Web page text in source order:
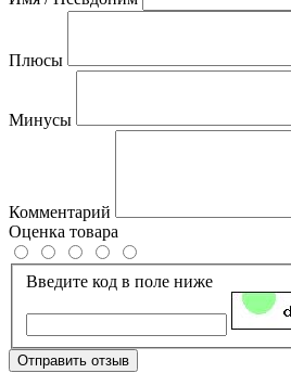
Плюсы
Минусы
Комментарий
Оценка товара
Введите код в поле ниже
Отправить отзыв